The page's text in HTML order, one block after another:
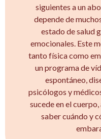
siguientes a un
depende de
estado de salud
emocionales. Este
tanto física como
un programa de
espontáneo,
psicólogos y
sucede en el
saber cuándo y